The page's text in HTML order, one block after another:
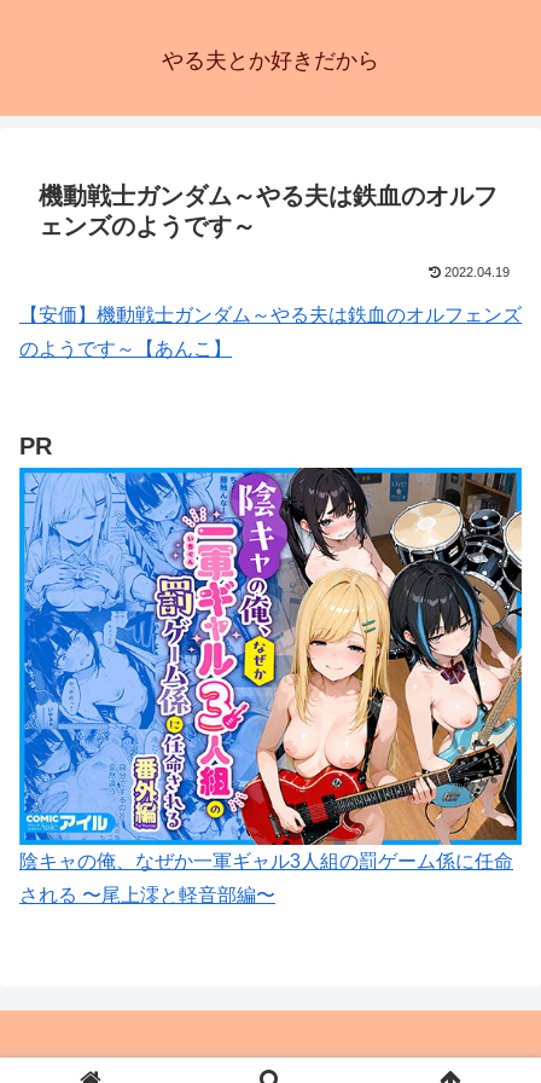
やる夫とか好きだから
機動戦士ガンダム～やる夫は鉄血のオルフ
ェンズのようです～
2022.04.19
【安価】機動戦士ガンダム～やる夫は鉄血のオルフェンズ
のようです～【あんこ】
PR
陰キャの俺、なぜか一軍ギャル3人組の罰ゲーム係に任命
される 〜尾上澪と軽音部編〜